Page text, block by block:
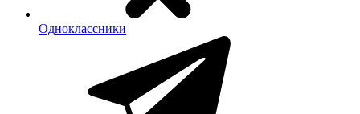
Одноклассники